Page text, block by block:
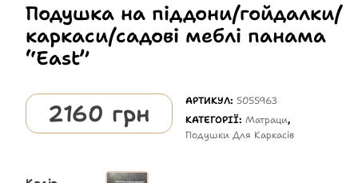
Подушка на піддони/гойдалки/
каркаси/садові меблі панама
“East”
2160 грн АРТИКУЛ: 5055963
КАТЕГОРІЇ:Матраци,
Подушки Для Каркасів